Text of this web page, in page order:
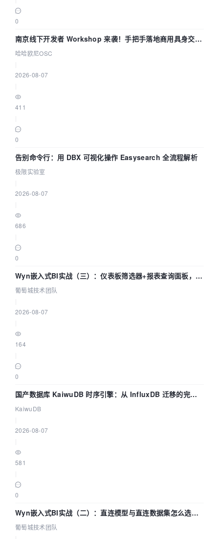
0
南京线下开发者 Workshop 来袭！手把手落地商用具身交互
智能 Agent 应用
哈哈欧尼OSC
2026-08-07
411
0
告别命令行：用 DBX 可视化操作 Easysearch 全流程解析
极限实验室
2026-08-07
686
0
Wyn嵌入式BI实战（三）：仪表板筛选器+报表查询面板，参
数联动全闭环
葡萄城技术团队
2026-08-07
164
0
国产数据库 KaiwuDB 时序引擎：从 InfluxDB 迁移的完整
技术路径
KaiwuDB
2026-08-07
581
0
Wyn嵌入式BI实战（二）：直连模型与直连数据集怎么选，
参数为什么不生效？| 葡萄城技术团队
葡萄城技术团队